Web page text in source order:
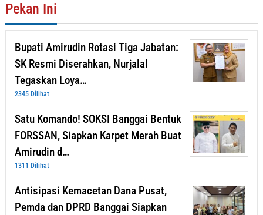
Pekan Ini
Bupati Amirudin Rotasi Tiga Jabatan:
SK Resmi Diserahkan, Nurjalal
Tegaskan Loya…
2345 Dilihat
Satu Komando! SOKSI Banggai Bentuk
FORSSAN, Siapkan Karpet Merah Buat
Amirudin d…
1311 Dilihat
Antisipasi Kemacetan Dana Pusat,
Pemda dan DPRD Banggai Siapkan